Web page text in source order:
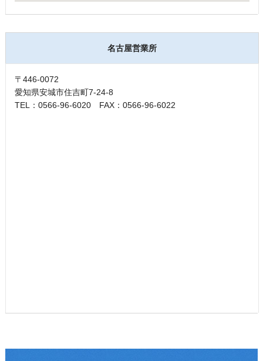
名古屋営業所
〒446-0072
愛知県安城市住吉町7-24-8
TEL：0566-96-6020 FAX：0566-96-6022